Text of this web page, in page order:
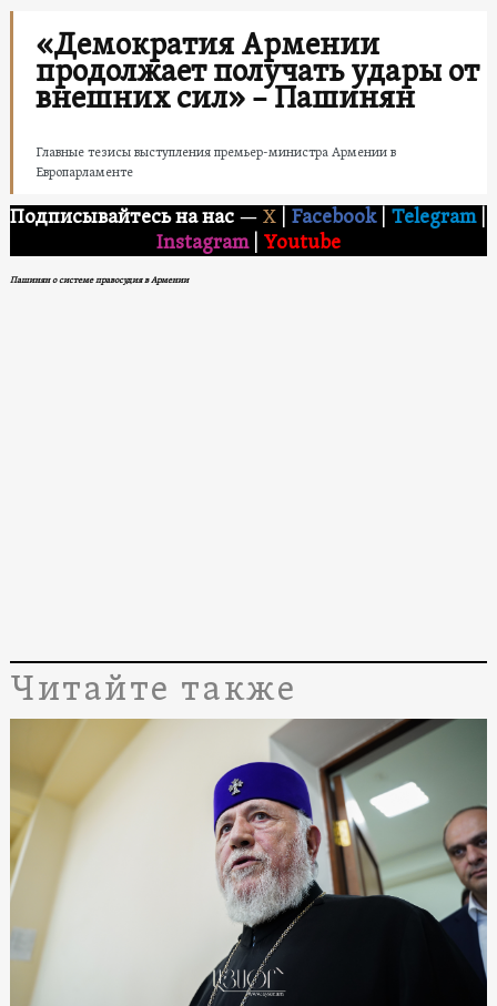
«Демократия Армении
продолжает получать удары от
внешних сил» – Пашинян
Главные тезисы выступления премьер-министра Армении в
Европарламенте
Подписывайтесь на нас — X Facebook Telegram|
Instagram
Youtube
Пашинян о системе правосудия в Армении
Читайте также